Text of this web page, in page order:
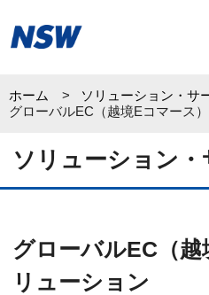
ホーム
ソリューション・サ
グローバルEC（越境Eコマース
ソリューション・
グローバルEC（
リューション